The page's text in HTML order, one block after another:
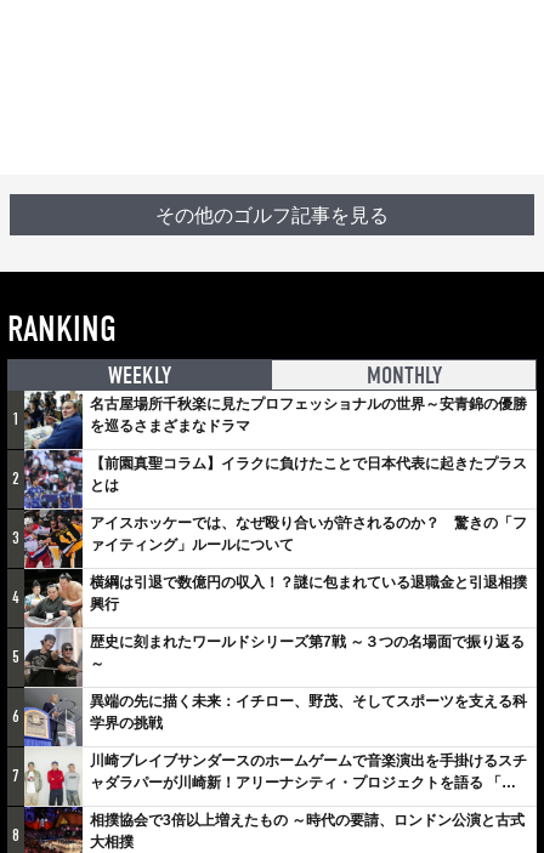
その他のゴルフ記事を見る
RANKING
WEEKLY MONTHLY
1
名古屋場所千秋楽に見たプロフェッショナルの世界～安青錦の優勝
を巡るさまざまなドラマ
2
【前園真聖コラム】イラクに負けたことで日本代表に起きたプラス
とは
3
アイスホッケーでは、なぜ殴り合いが許されるのか？ 驚きの「フ
ァイティング」ルールについて
4
横綱は引退で数億円の収入！？謎に包まれている退職金と引退相撲
興行
5
歴史に刻まれたワールドシリーズ第7戦 ～３つの名場面で振り返る
～
6
異端の先に描く未来：イチロー、野茂、そしてスポーツを支える科
学界の挑戦
7
川崎ブレイブサンダースのホームゲームで音楽演出を手掛けるスチ
ャダラパーが川崎新！アリーナシティ・プロジェクトを語る 「楽
しみでしかないでしょ。川崎は、ずっと成長曲線だから」
8
相撲協会で3倍以上増えたもの ～時代の要請、ロンドン公演と古式
大相撲